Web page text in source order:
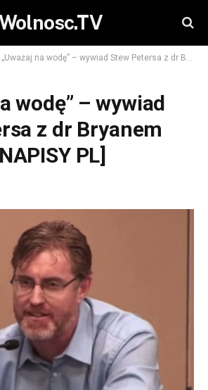
„Uważaj na wodę” – wywiad Stew Petersa z dr Bryanem Ardisem [NAPISY PL]
wodę” – wywiad
z dr Bryanem
PL]